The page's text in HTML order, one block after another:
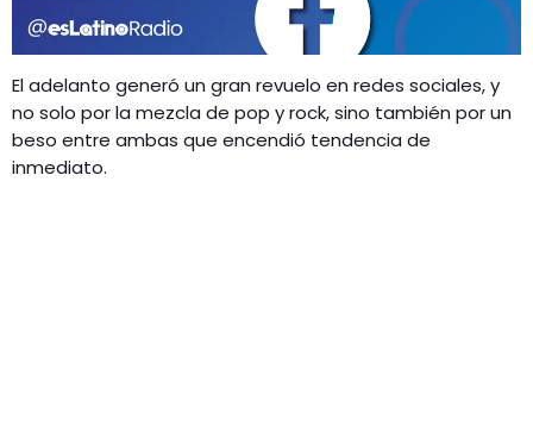
El adelanto generó un gran revuelo en redes sociales, y
no solo por la mezcla de pop y rock, sino también por un
beso entre ambas que encendió tendencia de
inmediato.